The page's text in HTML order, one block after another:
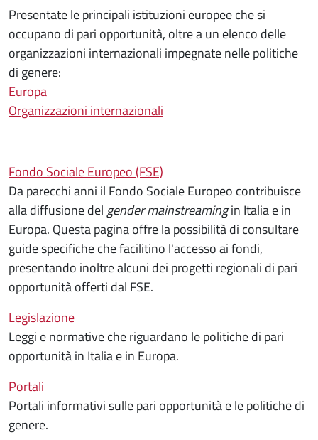
Presentate le principali istituzioni europee che si
occupano di pari opportunità, oltre a un elenco delle
organizzazioni internazionali impegnate nelle politiche
di genere:
Europa
Organizzazioni internazionali
Fondo Sociale Europeo (FSE)
Da parecchi anni il Fondo Sociale Europeo contribuisce
alla diffusione del gender mainstreamingin Italia e in
Europa. Questa pagina offre la possibilità di consultare
guide specifiche che facilitino l'accesso ai fondi,
presentando inoltre alcuni dei progetti regionali di pari
opportunità offerti dal FSE.
Legislazione
Leggi e normative che riguardano le politiche di pari
opportunità in Italia e in Europa.
Portali
Portali informativi sulle pari opportunità e le politiche di
genere.